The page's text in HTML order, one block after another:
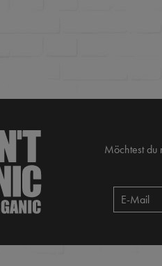
Möchtest du